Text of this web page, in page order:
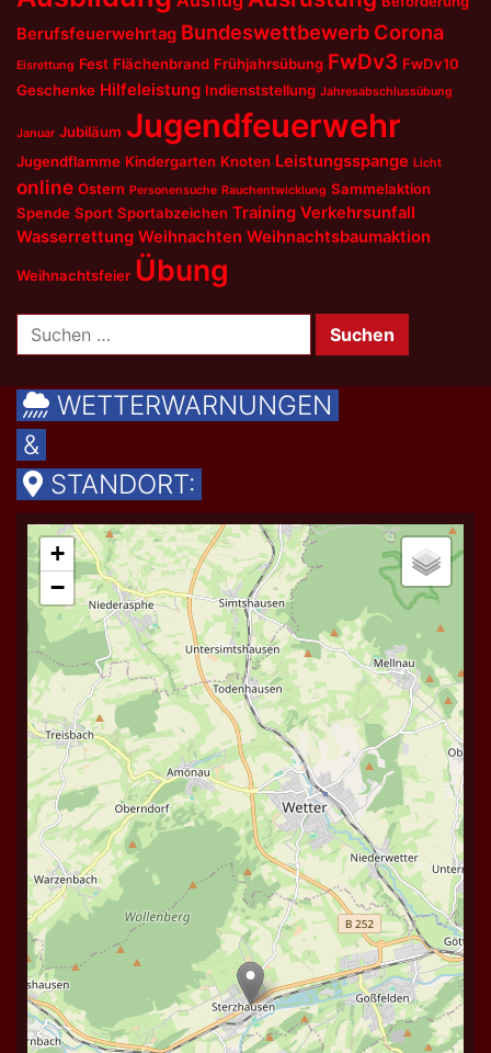
Berufsfeuerwehrtag Bundeswettbewerb Corona
Eisrettung Fest Flächenbrand Frühjahrsübung FwDv3 FwDv10
Geschenke Hilfeleistung Indienststellung Jahresabschlussübung
Januar Jubiläum Jugendfeuerwehr
Jugendflamme Kindergarten Knoten Leistungsspange Licht
online Ostern Personensuche Rauchentwicklung Sammelaktion
Spende Sport Sportabzeichen Training Verkehrsunfall
Wasserrettung Weihnachten Weihnachtsbaumaktion
Weihnachtsfeier Übung
nach:
WETTERWARNUNGEN
&
STANDORT: